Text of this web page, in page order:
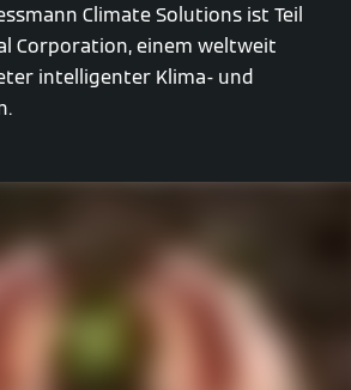
Climate Solutions ist Teil
Corporation, einem weltweit
intelligenter Klima- und